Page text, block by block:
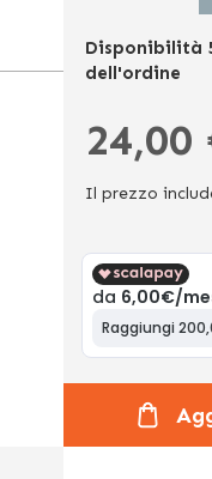
Disponibilità
dell'ordine
24,00
Il prezzo